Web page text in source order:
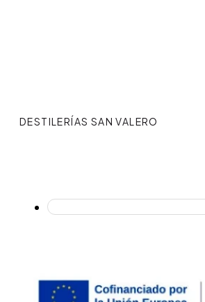
DESTILERÍAS SAN VALERO